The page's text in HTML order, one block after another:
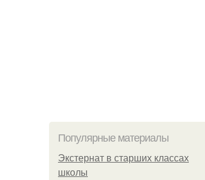
Популярные материалы
Экстернат в старших классах
школы